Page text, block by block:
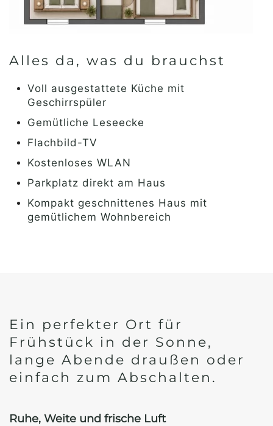
Alles da, was du brauchst
Voll ausgestattete Küche mit
Geschirrspüler
Gemütliche Leseecke
Flachbild-TV
Kostenloses WLAN
Parkplatz direkt am Haus
Kompakt geschnittenes Haus mit
gemütlichem Wohnbereich
Ein perfekter Ort für
Frühstück in der Sonne,
lange Abende draußen oder
einfach zum Abschalten.
Ruhe, Weite und frische Luft